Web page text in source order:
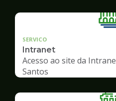
SERVICO
Intranet
Acesso ao site da
Santos